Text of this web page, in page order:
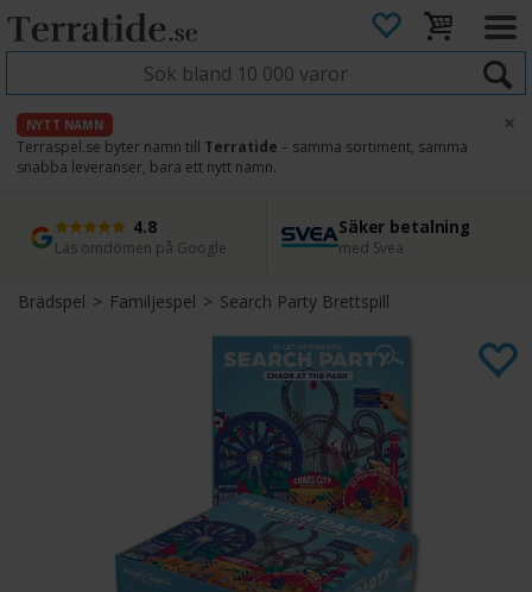
NYTT NAMN
Terraspel.se byter namn till Terratide – samma sortiment, samma
snabba leveranser, bara ett nytt namn.
×
4.8
Läs omdömen på Google
Säker betalning
med Svea
Snabb leverans
Direkt från lager
45 dagars ångerrätt
Enkel retur
Brädspel> Familjespel>Search Party Brettspill